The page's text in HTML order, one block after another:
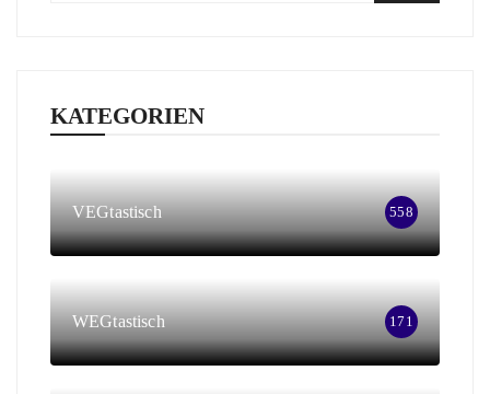
KATEGORIEN
VEGtastisch 558
WEGtastisch 171